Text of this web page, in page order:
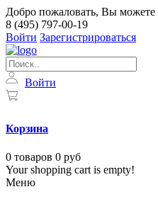
Добро пожаловать, Вы можете
8 (495) 797-00-19
Войти Зарегистрироваться
Войти
Корзина
0 товаров 0 руб
Your shopping cart is empty!
Меню